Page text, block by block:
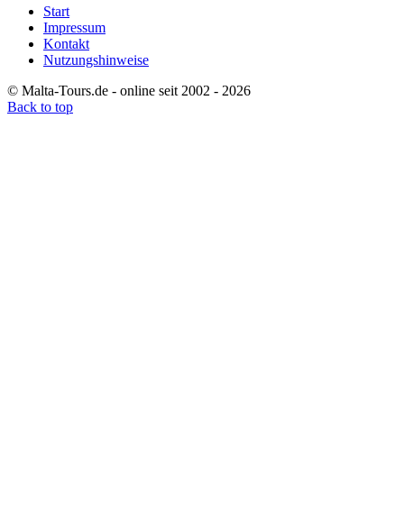
Start
Impressum
Kontakt
Nutzungshinweise
© Malta-Tours.de - online seit 2002 - 2026
Back to top